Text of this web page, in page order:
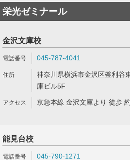
栄光ゼミナール
金沢文庫校
045-787-4041
神奈川県横浜市金沢区釜利谷
庫ビル5F
京急本線 金沢文庫より 徒歩
能見台校
045-790-1271